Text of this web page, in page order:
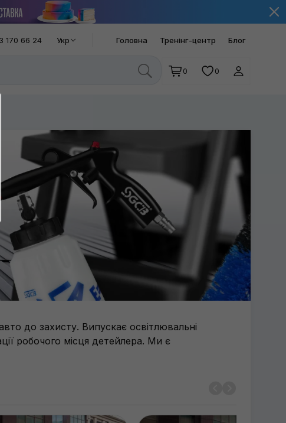
170 66 24 Укр Головна Тренінг-центр Блог
0 0
до захисту. Випускає освітлювальні
робочого місця детейлера. Ми є